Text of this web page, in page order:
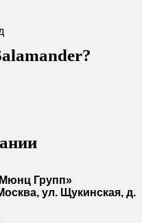
Групп»
ул. Щукинская, д.